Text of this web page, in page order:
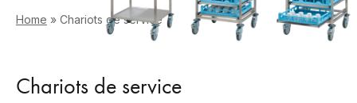
Home » Chariots de service
Chariots de service